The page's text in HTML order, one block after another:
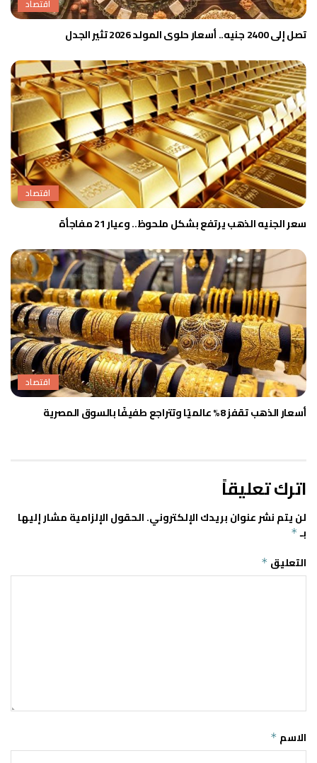
اقتصاد
تصل إلى 2400 جنيه.. أسعار حلوى المولد 2026 تثير الجدل
اقتصاد
سعر الجنيه الذهب يرتفع بشكل ملحوظ.. وعيار 21 مفاجأة
اقتصاد
أسعار الذهب تقفز 8% عالميًا وتتراجع طفيفًا بالسوق المصرية
اترك تعليقاً
لن يتم نشر عنوان بريدك الإلكتروني.الحقول الإلزامية مشار إليها
بـ *
التعليق *
الاسم *